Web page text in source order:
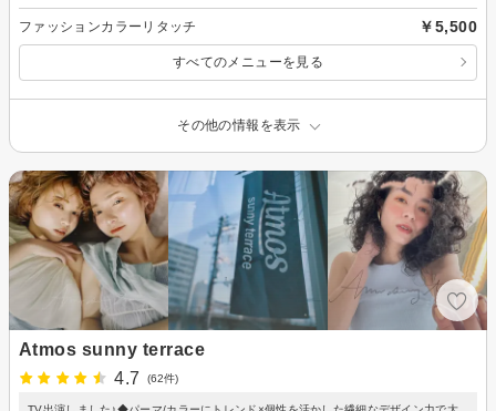
ファッションカラーリタッチ ￥5,500
すべてのメニューを見る
その他の情報を表示
Atmos sunny terrace
4.7
(62件)